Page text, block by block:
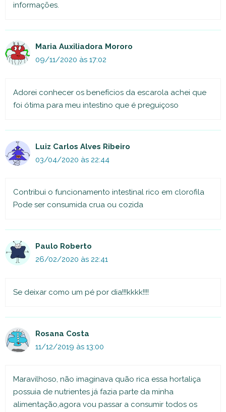
informações.
Maria Auxiliadora Mororo
09/11/2020 às 17:02
Adorei conhecer os benefícios da escarola achei que
foi ótima para meu intestino que é preguiçoso
Luiz Carlos Alves Ribeiro
03/04/2020 às 22:44
Contribui o funcionamento intestinal rico em clorofila
Pode ser consumida crua ou cozida
Paulo Roberto
26/02/2020 às 22:41
Se deixar como um pé por dia!!!kkkk!!!!
Rosana Costa
11/12/2019 às 13:00
Maravilhoso, não imaginava quão rica essa hortaliça
possuia de nutrientes já fazia parte da minha
alimentação,agora vou passar a consumir todos os